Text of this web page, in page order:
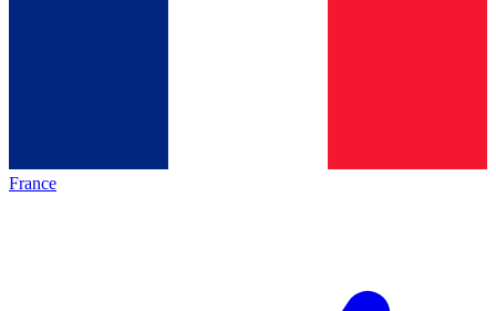
France